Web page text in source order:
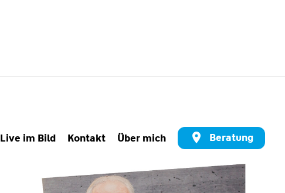
Live im Bild Kontakt Über mich Beratung